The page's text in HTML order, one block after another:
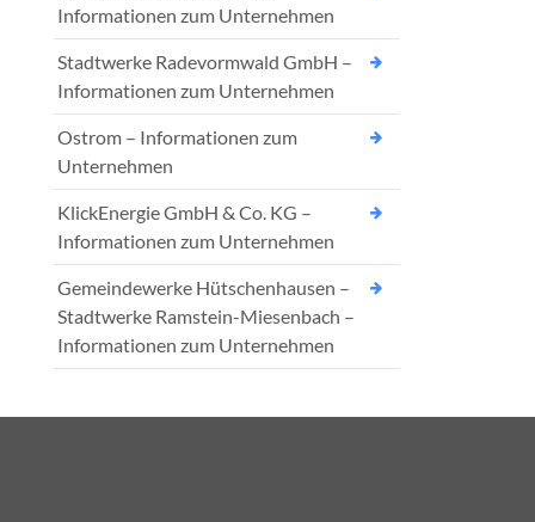
Informationen zum Unternehmen
Stadtwerke Radevormwald GmbH –
Informationen zum Unternehmen
Ostrom – Informationen zum
Unternehmen
KlickEnergie GmbH & Co. KG –
Informationen zum Unternehmen
Gemeindewerke Hütschenhausen –
Stadtwerke Ramstein-Miesenbach –
Informationen zum Unternehmen